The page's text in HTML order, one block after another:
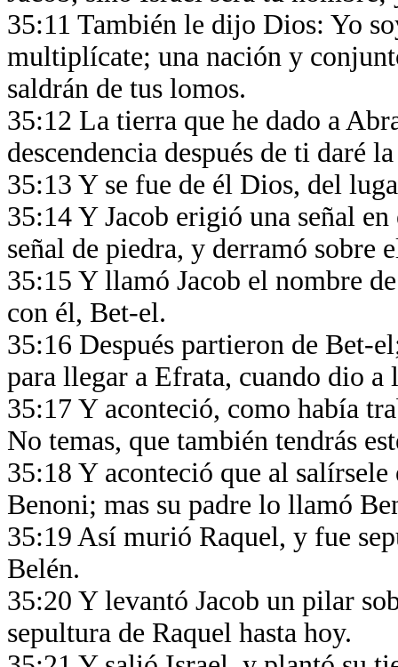
35:11 También le dijo Dios: Yo
multiplícate; una nación y
saldrán de tus lomos.
35:12 La tierra que he dado a
descendencia después de ti daré
35:13 Y se fue de él Dios, del
35:14 Y Jacob erigió una señal
señal de piedra, y derramó
35:15 Y llamó Jacob el nombre
con él, Bet-el.
35:16 Después partieron de Bet-
para llegar a Efrata, cuando dio
35:17 Y aconteció, como había
No temas, que también tendrás
35:18 Y aconteció que al
Benoni; mas su padre lo llamó
35:19 Así murió Raquel, y fue
Belén.
35:20 Y levantó Jacob un pilar
sepultura de Raquel hasta hoy.